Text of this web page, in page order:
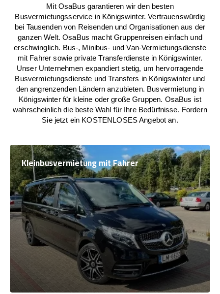
Mit OsaBus garantieren wir den besten
Busvermietungsservice in Königswinter. Vertrauenswürdig
bei Tausenden von Reisenden und Organisationen aus der
ganzen Welt. OsaBus macht Gruppenreisen einfach und
erschwinglich. Bus-, Minibus- und Van-Vermietungsdienste
mit Fahrer sowie private Transferdienste in Königswinter.
Unser Unternehmen expandiert stetig, um hervorragende
Busvermietungsdienste und Transfers in Königswinter und
den angrenzenden Ländern anzubieten. Busvermietung in
Königswinter für kleine oder große Gruppen. OsaBus ist
wahrscheinlich die beste Wahl für Ihre Bedürfnisse. Fordern
Sie jetzt ein KOSTENLOSES Angebot an.
Kleinbusvermietung mit Fahrer